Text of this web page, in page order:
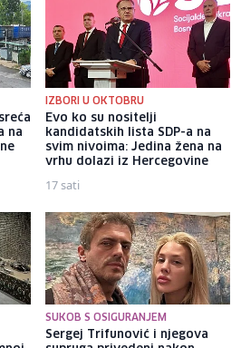
na
IZBORI U OKTOBRU
Evo ko su nositelji
kandidatskih lista SDP-a na
svim nivoima: Jedina žena na
vrhu dolazi iz Hercegovine
17 sati
SUKOB S OSIGURANJEM
Sergej Trifunović i njegova